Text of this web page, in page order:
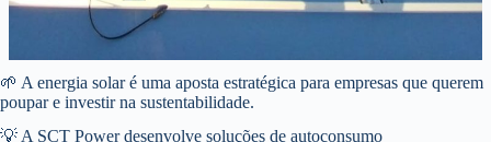
🌱 A energia solar é uma aposta estratégica para empresas que querem
poupar e investir na sustentabilidade.
💡 A SCT Power desenvolve soluções de autoconsumo